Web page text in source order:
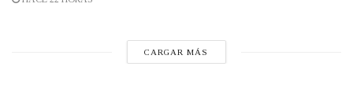
CARGAR MÁS